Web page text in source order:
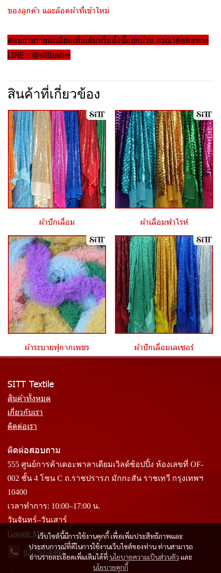
ของลูกค้า และล๊อตผ้าที่เข้าใหม่
สอบถามรายละเอียดเพิ่มเติมหรือสั่งซื้อยกม้วน กรุณาติดต่อทาง
LINE : @sitttextile
สินค้าที่เกี่ยวข้อง
ผ้าปักเลื่อม ผ้าเลื่อมฟาโรห์
ผ้าระบายฟูกากเพชร ผ้าปักเลื่อมเลเซอร์
เว็บไซต์นี้มีการใช้งานคุกกี้ เพื่อเพิ่มประสิทธิภาพและ
ประสบการณ์ที่ดีในการใช้งานเว็บไซต์ของท่าน ท่านสามารถ
อ่านรายละเอียดเพิ่มเติมได้ที่ นโยบายความเป็นส่วนตัว และ
นโยบายคุกกี้
SITT Textile
สินค้าทั้งหมด
เกี่ยวกับเรา
ติดต่อเรา
ติดต่อสอบถาม
555 ศูนย์การค้าเดอะพาลาเดียมเวิลด์ช้อปปิ้ง ห้องเลขที่ OF-
002 ชั้น 4 โซน C ถ.ราชปรารภ มักกะสัน ราชเทวี กรุงเทพฯ
10400
เวลาทำการ: 10:00–17:00 น.
วันจันทร์–วันเสาร์
Google Map
02-252-4465